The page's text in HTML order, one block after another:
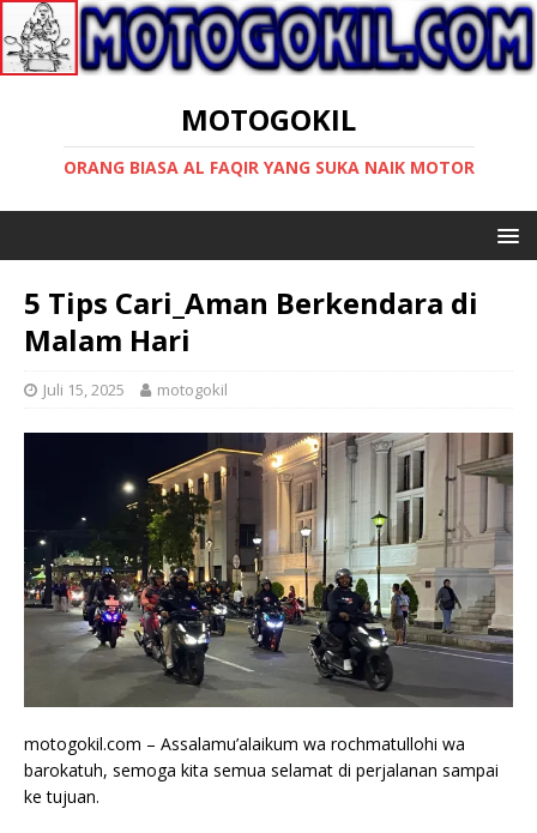
MOTOGOKIL
ORANG BIASA AL FAQIR YANG SUKA NAIK MOTOR
5 Tips Cari_Aman Berkendara di
Malam Hari
Juli 15, 2025 motogokil
motogokil.com – Assalamu’alaikum wa rochmatullohi wa
barokatuh, semoga kita semua selamat di perjalanan sampai
ke tujuan.